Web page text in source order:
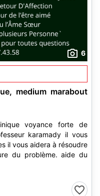
6
medium marabout
voyance forte de
il vous aidera à résoudre
du problème. aide du